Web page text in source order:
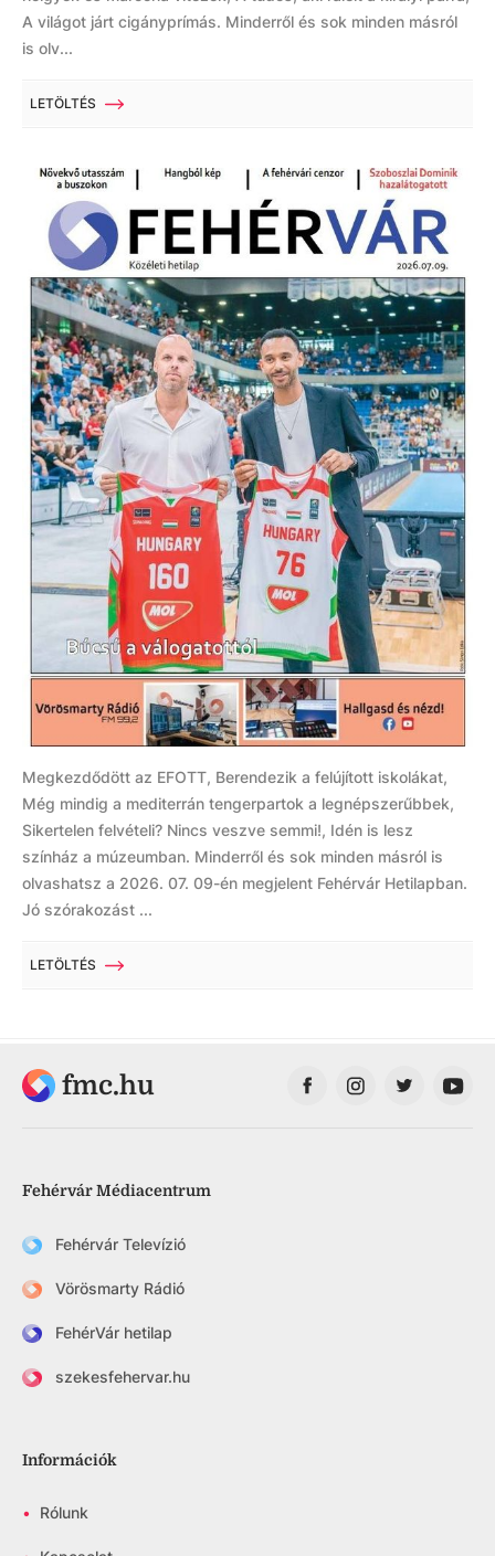
A világot járt cigányprímás. Minderről és sok minden másról
is olv...
LETÖLTÉS
Megkezdődött az EFOTT, Berendezik a felújított iskolákat,
Még mindig a mediterrán tengerpartok a legnépszerűbbek,
Sikertelen felvételi? Nincs veszve semmi!, Idén is lesz
színház a múzeumban. Minderről és sok minden másról is
olvashatsz a 2026. 07. 09-én megjelent Fehérvár Hetilapban.
Jó szórakozást ...
LETÖLTÉS
fmc.hu
Fehérvár Médiacentrum
Fehérvár Televízió
Vörösmarty Rádió
FehérVár hetilap
szekesfehervar.hu
Információk
• Rólunk